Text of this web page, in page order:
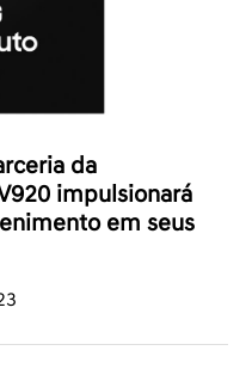
da
impulsionará
em seus